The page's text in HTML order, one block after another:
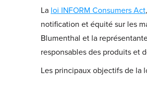
La loi INFORM Consumers Act
notification et équité sur les
Blumenthal et la
responsables des produits et
Les principaux objectifs de la